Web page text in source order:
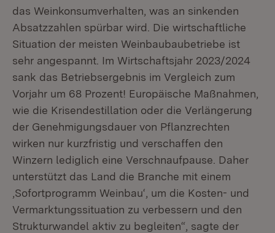
das Weinkonsumverhalten, was an sinkenden
Absatzzahlen spürbar wird. Die wirtschaftliche
Situation der meisten Weinbaubaubetriebe ist
sehr angespannt. Im Wirtschaftsjahr 2023/2024
sank das Betriebsergebnis im Vergleich zum
Vorjahr um 68 Prozent! Europäische Maßnahmen,
wie die Krisendestillation oder die Verlängerung
der Genehmigungsdauer von Pflanzrechten
wirken nur kurzfristig und verschaffen den
Winzern lediglich eine Verschnaufpause. Daher
unterstützt das Land die Branche mit einem
‚Sofortprogramm Weinbau‘, um die Kosten- und
Vermarktungssituation zu verbessern und den
Strukturwandel aktiv zu begleiten“, sagte der